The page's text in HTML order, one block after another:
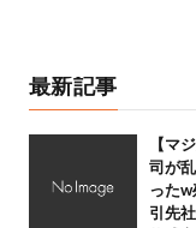
最新記事
【マ
司が
った
引先